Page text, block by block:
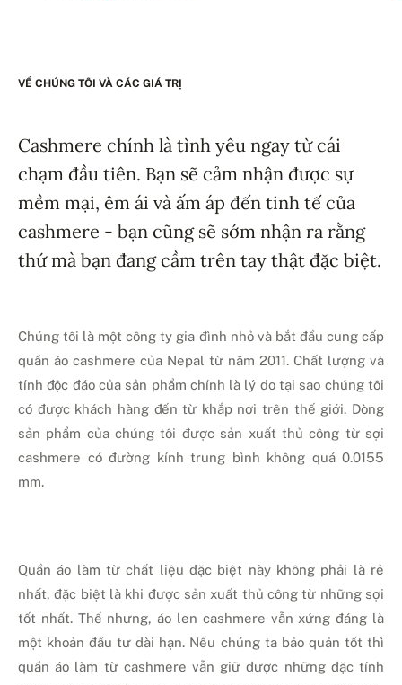
VỀ CHÚNG TÔI VÀ CÁC GIÁ TRỊ
Cashmere chính là tình yêu ngay từ cái
chạm đầu tiên. Bạn sẽ cảm nhận được sự
mềm mại, êm ái và ấm áp đến tinh tế của
cashmere - bạn cũng sẽ sớm nhận ra rằng
thứ mà bạn đang cầm trên tay thật đặc biệt.
Chúng tôi là một công ty gia đình nhỏ và bắt đầu cung cấp
quần áo cashmere của Nepal từ năm 2011. Chất lượng và
tính độc đáo của sản phẩm chính là lý do tại sao chúng tôi
có được khách hàng đến từ khắp nơi trên thế giới. Dòng
sản phẩm của chúng tôi được sản xuất thủ công từ sợi
cashmere có đường kính trung bình không quá 0.0155
mm.
Quần áo làm từ chất liệu đặc biệt này không phải là rẻ
nhất, đặc biệt là khi được sản xuất thủ công từ những sợi
tốt nhất. Thế nhưng, áo len cashmere vẫn xứng đáng là
một khoản đầu tư dài hạn. Nếu chúng ta bảo quản tốt thì
quần áo làm từ cashmere vẫn giữ được những đặc tính